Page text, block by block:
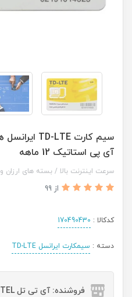
آی پی استاتیک 12 ماهه
سرعت اینترنت بالا / بسته های ارزان
از 99
کدکالا : 170490430
دسته : سیمکارت ایرانسل TD-LTE
فروشنده: آی تی تل I.T.TEL